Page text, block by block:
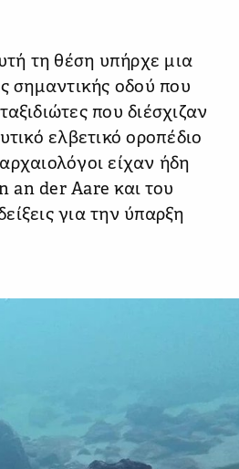
τη θέση υπήρχε μια
σημαντικής οδού που
που διέσχιζαν
ελβετικό οροπέδιο
είχαν ήδη
an der Aare και του
για την ύπαρξη